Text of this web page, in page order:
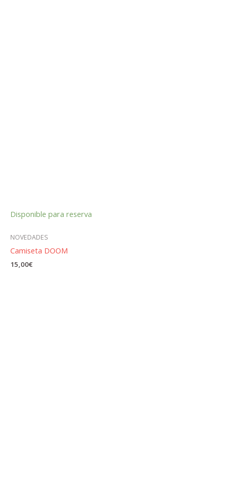
Disponible para reserva
NOVEDADES
Camiseta DOOM
15,00€